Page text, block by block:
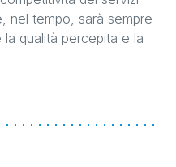
nel tempo, sarà sempre
la qualità percepita e la